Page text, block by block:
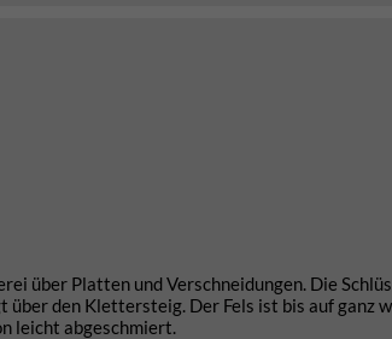
über Platten und Verschneidungen. Die
den Klettersteig. Der Fels ist bis auf ganz
leicht abgeschmiert.